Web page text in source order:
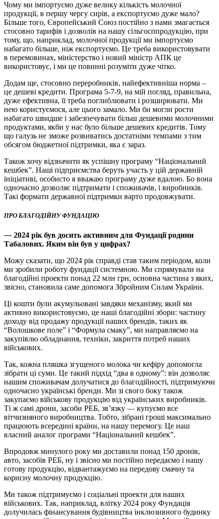
Чому ми імпортуємо дуже велику кількість молочної
продукції, в першу чергу сирів, а експортуємо дуже мало?
Більше того, Європейський Союз постійно з нами змагається
стосовно тарифів і дозволів на нашу сільгосппродукцію, при
тому, що, наприклад, молочної продукції ми імпортуємо
набагато більше, ніж експортуємо. Це треба використовувати
в перемовинах, міністерство і новий міністр АПК це
використовує, і ми це повинні розуміти дуже чітко.
Додам ще, стосовно переробників, найефективніша норма –
це дешеві кредити. Програма 5-7-9, на мій погляд, правильна,
дуже ефективна, її треба поглиблювати і розширювати. Ми
нею користуємося, але цього замало. Ми би могли рости
набагато швидше і забезпечувати більш дешевими молочними
продуктами, якби у нас було більше дешевих кредитів. Тому
що галузь не зможе розвиватись достатніми темпами з тим
обсягом бюджетної підтримки, яка є зараз.
Також хочу відзначити як успішну програму “Національний
кешбек”. Наші підприємства беруть участь у цій державній
ініціативі, особисто я вважаю програму дуже вдалою. Бо вона
одночасно дозволяє підтримати і споживачів, і виробників.
Такі формати державної підтримки варто продовжувати.
ПРО БЛАГОДІЙНУ ФУНДАЦІЮ
— 2024 рік був досить активним для Фундації родини
Табалових. Яким він був у цифрах?
Можу сказати, що 2024 рік справді став таким періодом, коли
ми зробили роботу фундації системною. Ми спрямували на
благодійні проекти понад 22 млн грн, основна частина з яких,
звісно, становила саме допомога Збройним Силам України.
Ці кошти були акумульовані завдяки механізму, який ми
активно використовуємо, це наші благодійні збори: частину
доходу від продажу продукції наших брендів, таких як
“Волошкове поле” і “Формула смаку”, ми направляємо на
закупівлю обладнання, техніки, закриття потреб наших
військових.
Так, кожна пляшка згущеного молока чи кефіру допомогла
зібрати ці суми. Це такий підхід “два в одному”: він дозволяє
нашим споживачам долучатися до благодійності, підтримуючи
одночасно українські бренди. Ми зі свого боку також
закупаємо військову продукцію від українських виробників.
Ті ж самі дрони, засоби РЕБ, зв’язку — купуємо все
вітчизняного виробництва. Тобто, зібрані гроші максимально
працюють всередині країни, на нашу перемогу. Це наш
власний аналог програми “Національний кешбек”.
Впродовж минулого року ми доставили понад 150 дронів,
авто, засобів РЕБ, ну і звісно ми постійно передаємо і нашу
готову продукцію, відвантажуємо на передову смачну та
корисну молочну продукцію.
Ми також підтримуємо і соціальні проекти для наших
військових. Так, наприклад, влітку 2024 року Фундація
долучилась фінансування будівництва інклюзивного будинку